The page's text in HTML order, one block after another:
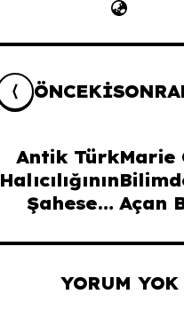
ÖNCEKI
Antik Türk
Halıcılığının
Şaheseri:
Marie
Açan
YORUM YOK